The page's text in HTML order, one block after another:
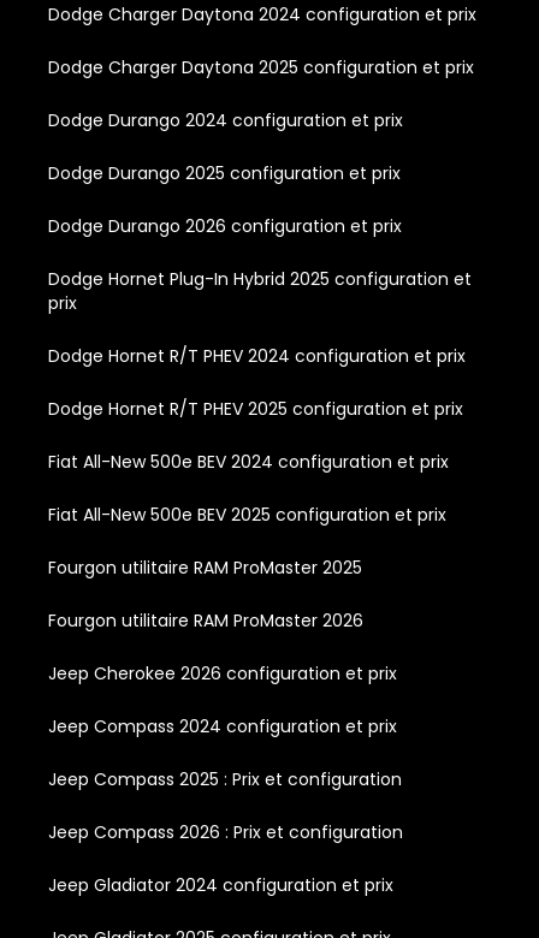
Dodge Charger Daytona 2024 configuration et prix
Dodge Charger Daytona 2025 configuration et prix
Dodge Durango 2024 configuration et prix
Dodge Durango 2025 configuration et prix
Dodge Durango 2026 configuration et prix
Dodge Hornet Plug-In Hybrid 2025 configuration et
prix
Dodge Hornet R/T PHEV 2024 configuration et prix
Dodge Hornet R/T PHEV 2025 configuration et prix
Fiat All-New 500e BEV 2024 configuration et prix
Fiat All-New 500e BEV 2025 configuration et prix
Fourgon utilitaire RAM ProMaster 2025
Fourgon utilitaire RAM ProMaster 2026
Jeep Cherokee 2026 configuration et prix
Jeep Compass 2024 configuration et prix
Jeep Compass 2025 : Prix et configuration
Jeep Compass 2026 : Prix et configuration
Jeep Gladiator 2024 configuration et prix